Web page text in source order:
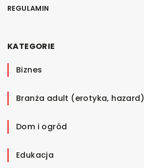
REGULAMIN
KATEGORIE
Biznes
Branża adult (erotyka, hazard)
Dom i ogród
Edukacja